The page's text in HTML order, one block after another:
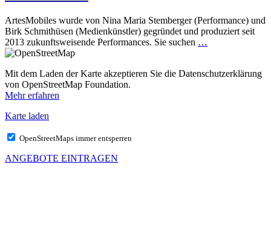
ArtesMobiles wurde von Nina Maria Stemberger (Performance) und
Birk Schmithüsen (Medienkünstler) gegründet und produziert seit
2013 zukunftsweisende Performances. Sie suchen …
Mit dem Laden der Karte akzeptieren Sie die Datenschutzerklärung
von OpenStreetMap Foundation.
Mehr erfahren
Karte laden
OpenStreetMaps immer entsperren
ANGEBOTE EINTRAGEN